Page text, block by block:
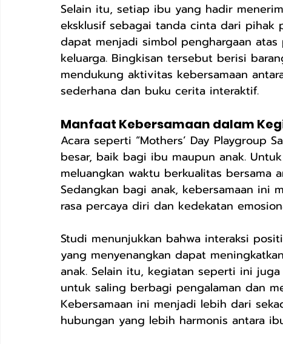
Selain itu, setiap ibu yang hadir
eksklusif sebagai tanda cinta dari pihak
dapat menjadi simbol penghargaan
keluarga. Bingkisan tersebut berisi
mendukung aktivitas kebersamaan
sederhana dan buku cerita interaktif.
Manfaat Kebersamaan dalam
Acara seperti “Mothers’ Day Playgroup
besar, baik bagi ibu maupun anak.
meluangkan waktu berkualitas bersama
Sedangkan bagi anak, kebersamaan ini
rasa percaya diri dan kedekatan
Studi menunjukkan bahwa interaksi
yang menyenangkan dapat
anak. Selain itu, kegiatan seperti ini
untuk saling berbagi pengalaman dan
Kebersamaan ini menjadi lebih dari
hubungan yang lebih harmonis antara